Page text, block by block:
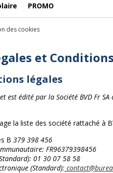
PROMO
des cookies
et
légales
est édité par la Société BVD Fr
la liste des société rattaché à
B 379 398 456
FR96379398456
01 30 07 58 58
(Standard):